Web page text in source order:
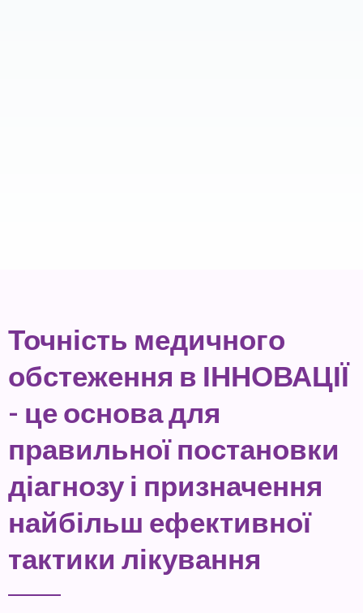
Точність медичного
обстеження в ІННОВАЦІЇ
- це основа для
правильної постановки
діагнозу і призначення
найбільш ефективної
тактики лікування